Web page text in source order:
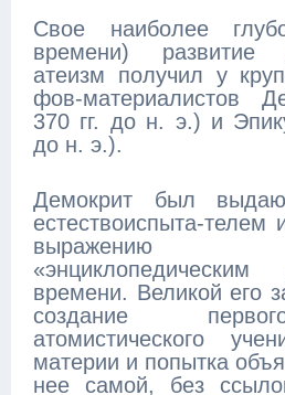
Свое наиболее
времени) развитие
атеизм получил у
фов-материалистов
370 гг. до н. э.) и
до н. э.).
Демокрит был
естествоиспыта-
выражению
времени. Великой его
создание
атомистического
материи и попытка
нее самой, без